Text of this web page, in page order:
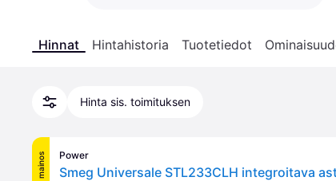
Hinnat Hintahistoria Tuotetiedot
Hinta sis. toimituksen
mainos Power
Smeg Universale STL233CLH integroitava